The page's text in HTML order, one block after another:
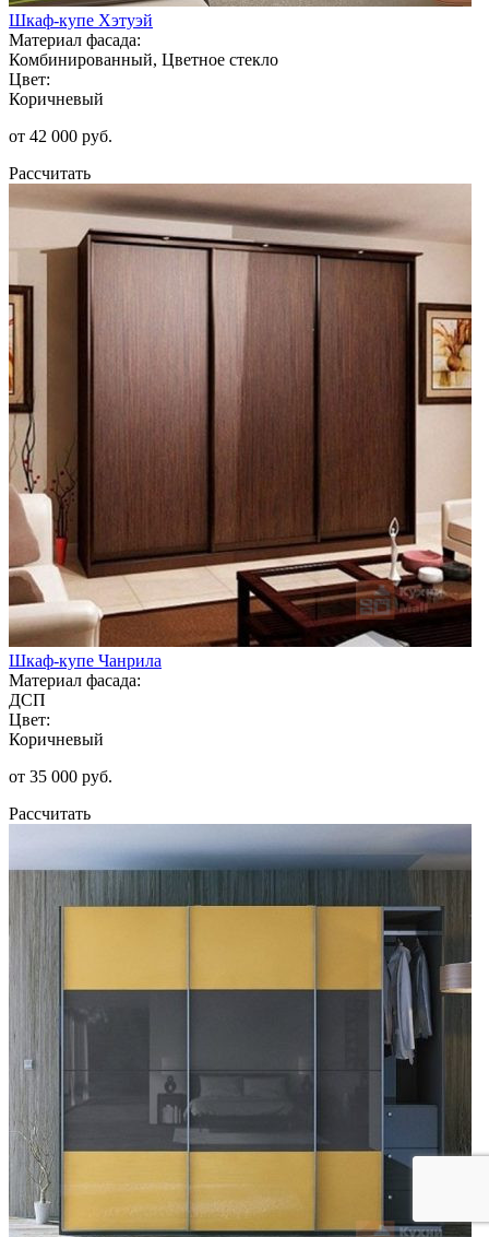
Шкаф-купе Хэтуэй
Материал фасада:
Комбинированный, Цветное стекло
Цвет:
Коричневый
от 42 000 руб.
Рассчитать
Шкаф-купе Чанрила
Материал фасада:
ДСП
Цвет:
Коричневый
от 35 000 руб.
Рассчитать